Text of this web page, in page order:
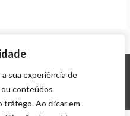
sua experiência de
conteúdos
tráfego. Ao clicar em
PROMOS BY